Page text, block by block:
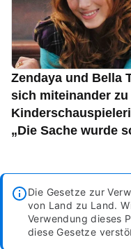
Zendaya und Bella
sich miteinander
„Die Sache wurde
Die Gesetze zur
von Land zu Land.
Verwendung dieses
diese Gesetze